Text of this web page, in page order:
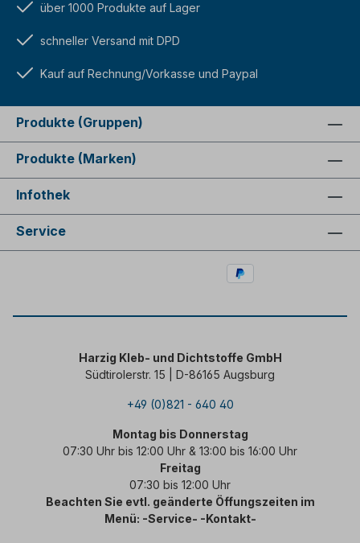
über 1000 Produkte auf Lager
schneller Versand mit DPD
Kauf auf Rechnung/Vorkasse und Paypal
Produkte (Gruppen)
Produkte (Marken)
Infothek
Service
Harzig Kleb- und Dichtstoffe GmbH
Südtirolerstr. 15 | D-86165 Augsburg
+49 (0)821 - 640 40
Montag bis Donnerstag
07:30 Uhr bis 12:00 Uhr & 13:00 bis 16:00 Uhr
Freitag
07:30 bis 12:00 Uhr
Beachten Sie evtl. geänderte Öffungszeiten im
Menü: -Service- -Kontakt-